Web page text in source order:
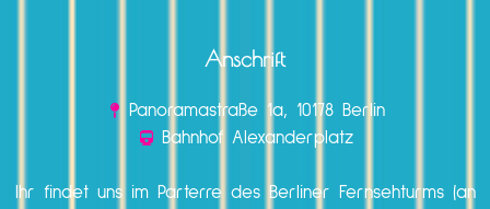
Anschrift
Panoramastraße 1a, 10178 Berlin
Bahnhof Alexanderplatz
Ihr findet uns im Parterre des Berliner Fernsehturms (an